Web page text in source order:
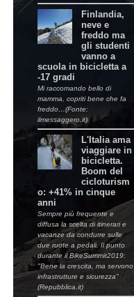
Finlandia,
neve e
freddo ma
gli studenti
vanno a
scuola in bicicletta a
-17 gradi
Mi raccomando bello di
mamma, copriti bene che fa
freddo…(Fonte:
ilmessaggero.it)
L'Italia ama
viaggiare in
bicicletta.
Boom del
cicloturism
o: +41% in cinque
anni
Sempre più frequente e
diffusa la scelta di itinerari e
vacanze da condurre sulle
due ruote a pedali. Il punto
durante il BikeSummit2019:
"Bene la crescita, ma servono
infrastrutture e sicurezza"
(Repubblica.it)